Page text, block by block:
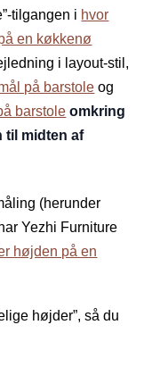
tilgangen i hvor
en køkkenø
i layout-stil,
på barstole og
barstole omkring
til midten af
(herunder
Yezhi Furniture
højden på en
højder”, så du